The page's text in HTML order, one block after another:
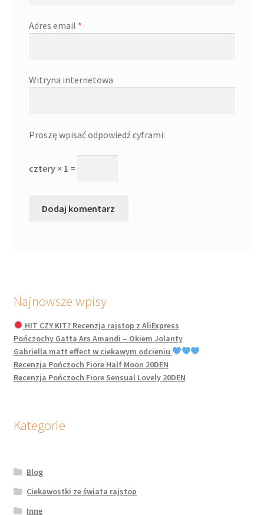
Adres email *
Witryna internetowa
Proszę wpisać odpowiedź cyframi:
cztery × 1 =
Najnowsze wpisy
HIT CZY KIT? Recenzja rajstop z AliExpress
Pończochy Gatta Ars Amandi – Okiem Jolanty
Gabriella matt effect w ciekawym odcieniu
Recenzja Pończoch Fiore Half Moon 20DEN
Recenzja Pończoch Fiore Sensual Lovely 20DEN
Kategorie
Blog
Ciekawostki ze świata rajstop
Inne